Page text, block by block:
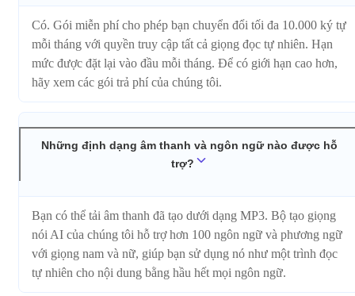
Có. Gói miễn phí cho phép bạn chuyển đổi tối đa 10.000 ký tự
mỗi tháng với quyền truy cập tất cả giọng đọc tự nhiên. Hạn
mức được đặt lại vào đầu mỗi tháng. Để có giới hạn cao hơn,
hãy xem các gói trả phí của chúng tôi.
Những định dạng âm thanh và ngôn ngữ nào được hỗ
trợ?
Bạn có thể tải âm thanh đã tạo dưới dạng MP3. Bộ tạo giọng
nói AI của chúng tôi hỗ trợ hơn 100 ngôn ngữ và phương ngữ
với giọng nam và nữ, giúp bạn sử dụng nó như một trình đọc
tự nhiên cho nội dung bằng hầu hết mọi ngôn ngữ.